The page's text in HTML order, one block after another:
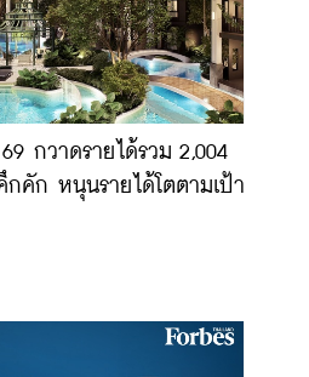
กวาดรายได้รวม 2,004
คัก หนุนรายได้โตตามเป้า